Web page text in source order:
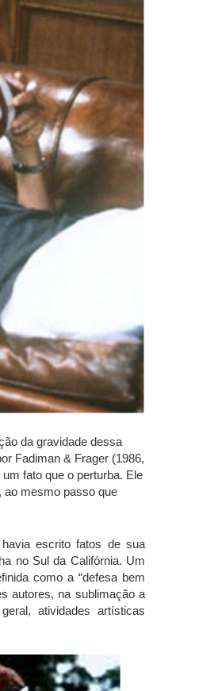
da gravidade dessa
Fadiman & Frager (1986,
fato que o perturba. Ele
ao mesmo passo que
escrito fatos de sua
no Sul da Califórnia. Um
como a “defesa bem
autores, na sublimação a
atividades artísticas